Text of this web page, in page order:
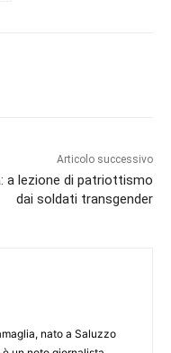
Articolo successivo
a lezione di patriottismo
dai soldati transgender
nato a Saluzzo